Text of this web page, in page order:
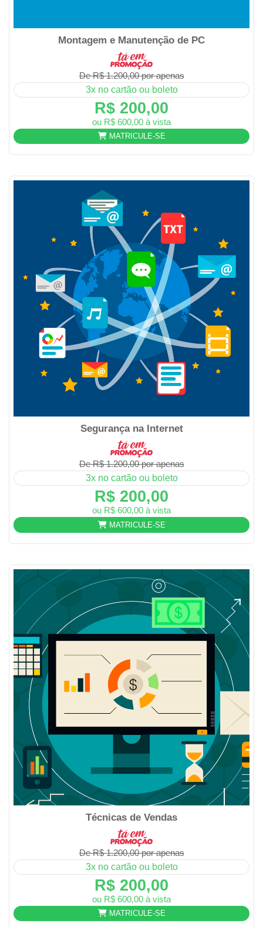
Montagem e Manutenção de PC
De R$ 1.200,00 por apenas
3x no cartão ou boleto
R$ 200,00
ou R$ 600,00 à vista
MATRICULE-SE
Segurança na Internet
De R$ 1.200,00 por apenas
3x no cartão ou boleto
R$ 200,00
ou R$ 600,00 à vista
MATRICULE-SE
Técnicas de Vendas
De R$ 1.200,00 por apenas
3x no cartão ou boleto
R$ 200,00
ou R$ 600,00 à vista
MATRICULE-SE